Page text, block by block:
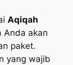
Aqiqah
Anda akan
paket.
yang wajib